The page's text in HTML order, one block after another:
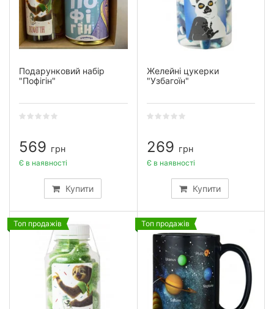
Подарунковий набір
"Пофігін"
569 грн
Купити
Є в наявності
Желейні цукерки
"Узбагоїн"
269 грн
Купити
Є в наявності
Топ продажів Топ продажів